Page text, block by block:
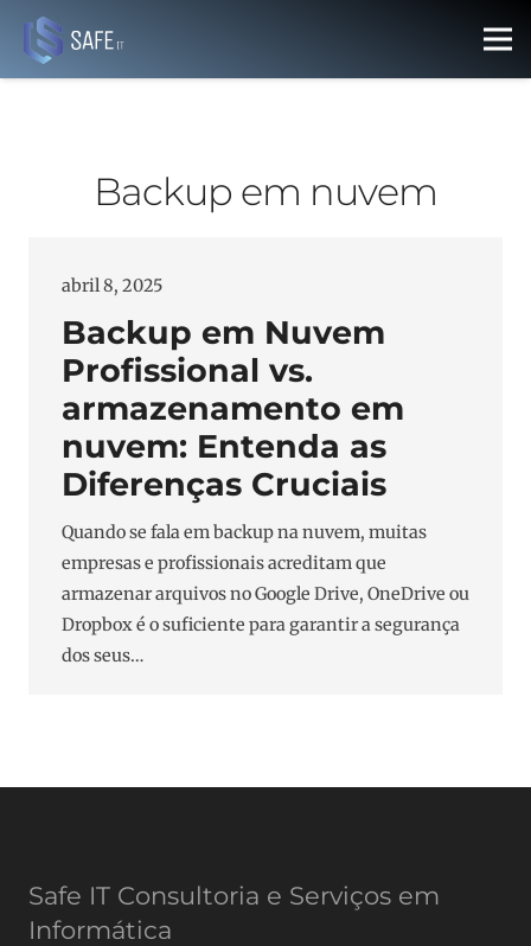
Backup em nuvem
abril 8, 2025
Backup em Nuvem
Profissional vs.
armazenamento em
nuvem: Entenda as
Diferenças Cruciais
Quando se fala em backup na nuvem, muitas
empresas e profissionais acreditam que
armazenar arquivos no Google Drive, OneDrive ou
Dropbox é o suficiente para garantir a segurança
dos seus…
Safe IT Consultoria e Serviços em
Informática